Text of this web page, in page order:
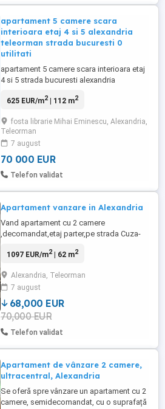
apartament 5 camere scara
interioara etaj 4 si 5 alexandria
teleorman strada bucuresti 0
utilitati
apartament 5 camere scara interioara etaj
4 si 5 strada bucuresti alexandria
utilitati
625 EUR/m2| 112 m2
fosta librarie Mihai Eminescu, Alexandria,
Teleorman
7 august
70 000 EUR
Telefon validat
Apartament vanzare in Alexandria
Vand apartament cu 2 camere
,decomandat,etaj parter,pe strada Cuza-
centru ,imbunatatit cu toate necesare intr-
1097 EUR/m2| 62 m2
Alexandria, Teleorman
7 august
68,000 EUR
70,000 EUR
Telefon validat
Apartament de vânzare 2 camere,
ultracentral, Alexandria
Se oferă spre vânzare un apartament cu 2
camere, semidecomandat, cu o suprafață